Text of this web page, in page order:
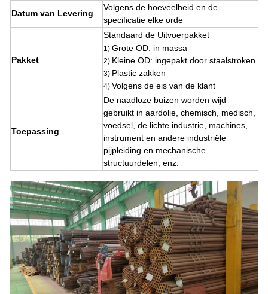
Datum van Levering
Volgens de hoeveelheid en de
specificatie elke orde
Pakket
Standaard de Uitvoerpakket
1) Grote OD: in massa
2) Kleine OD: ingepakt door staalstroken
3) Plastic zakken
4) Volgens de eis van de klant
Toepassing
De naadloze buizen worden wijd
gebruikt in aardolie, chemisch, medisch,
voedsel, de lichte industrie, machines,
instrument en andere industriële
pijpleiding en mechanische
structuurdelen, enz.